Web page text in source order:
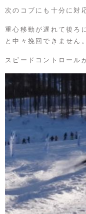
次のコブにも十分に対
重心移動が遅れて後ろ
と中々挽回できません。
スピードコントロール